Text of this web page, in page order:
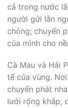
cả trong nước
người gửi lẫn
chóng; chuyển
của mình cho
Cà Mau và Hải
tế của vùng.
chuyển phát
lưới rộng khắp,